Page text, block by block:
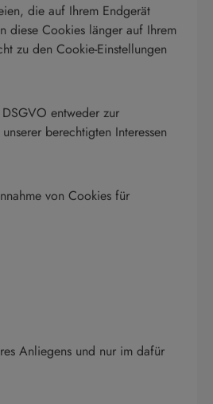
die auf Ihrem Endgerät
diese Cookies länger auf Ihrem
zu den Cookie-Einstellungen
entweder zur
berechtigten Interessen
von Cookies für
Anliegens und nur im dafür